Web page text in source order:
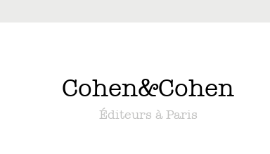
Cohen&Cohen
Éditeurs à Paris